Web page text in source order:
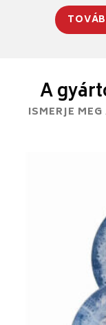
A
ISMERJE